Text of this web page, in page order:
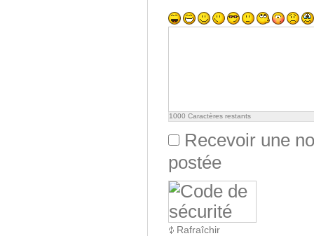
1000 Caractères restants
Recevoir une
postée
Rafraîchir